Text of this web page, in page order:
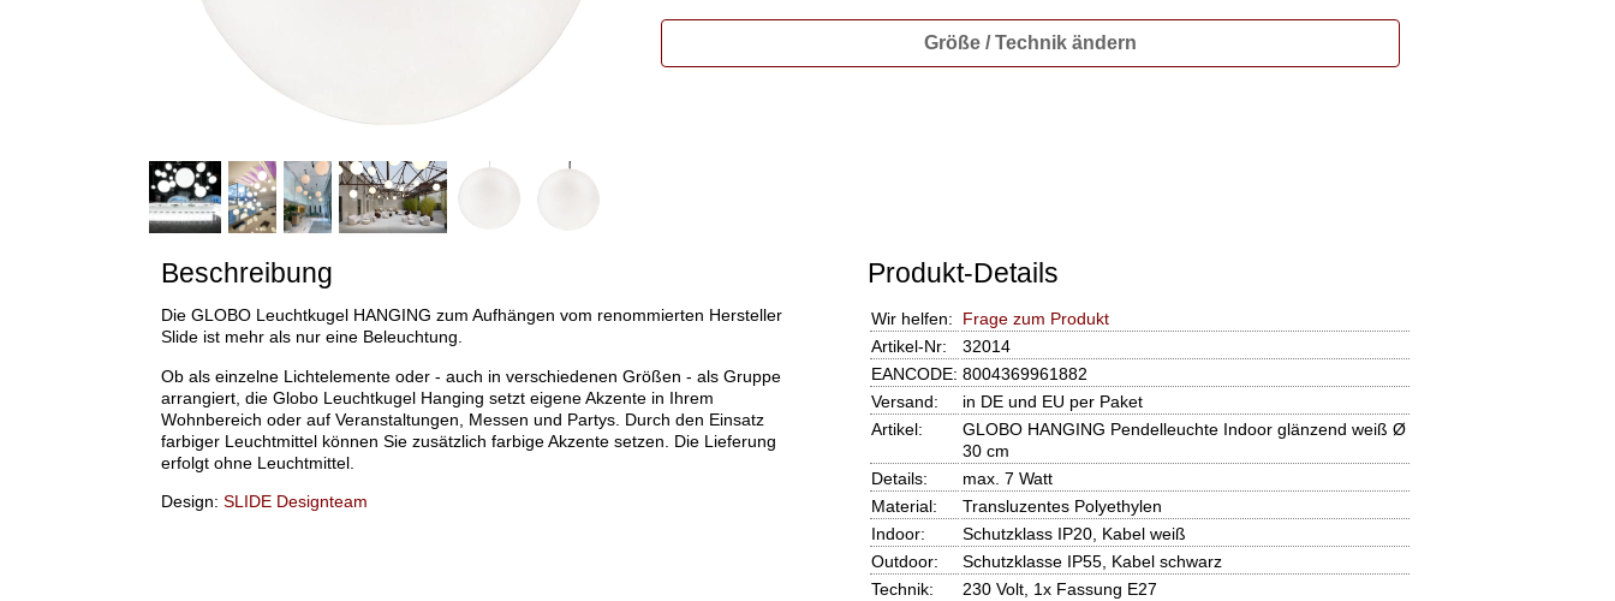
Größe / Technik ändern
Beschreibung
Die GLOBO Leuchtkugel HANGING zum Aufhängen vom renommierten Hersteller
Slide ist mehr als nur eine Beleuchtung.
Ob als einzelne Lichtelemente oder - auch in verschiedenen Größen - als Gruppe
arrangiert, die Globo Leuchtkugel Hanging setzt eigene Akzente in Ihrem
Wohnbereich oder auf Veranstaltungen, Messen und Partys. Durch den Einsatz
farbiger Leuchtmittel können Sie zusätzlich farbige Akzente setzen. Die Lieferung
erfolgt ohne Leuchtmittel.
Design: SLIDE Designteam
Produkt-Details
Wir helfen:
Frage zum Produkt
Artikel-Nr:
32014
EANCODE: 8004369961882
Versand:
in DE und EU per Paket
Artikel:
GLOBO HANGING Pendelleuchte Indoor glänzend weiß Ø
30 cm
Details:
max. 7 Watt
Material:
Transluzentes Polyethylen
Indoor:
Schutzklass IP20, Kabel weiß
Outdoor:
Schutzklasse IP55, Kabel schwarz
Technik:
230 Volt, 1x Fassung E27